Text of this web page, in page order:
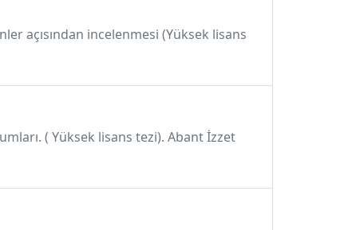
açısından incelenmesi (Yüksek lisans
( Yüksek lisans tezi). Abant İzzet